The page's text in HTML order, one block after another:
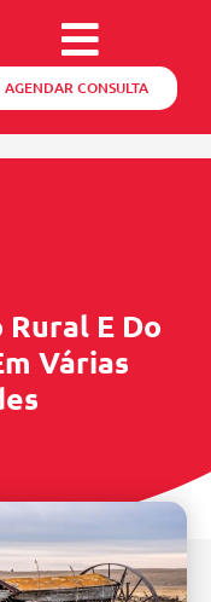
AGENDAR CONSULTA
E Do
Várias